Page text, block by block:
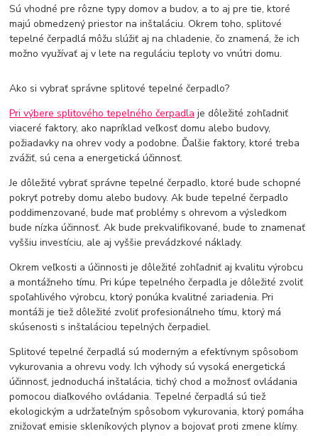
Sú vhodné pre rôzne typy domov a budov, a to aj pre tie, ktoré
majú obmedzený priestor na inštaláciu. Okrem toho, splitové
tepelné čerpadlá môžu slúžiť aj na chladenie, čo znamená, že ich
možno využívať aj v lete na reguláciu teploty vo vnútri domu.
Ako si vybrať správne splitové tepelné čerpadlo?
Pri výbere splitového tepelného čerpadla je dôležité zohľadniť
viaceré faktory, ako napríklad veľkosť domu alebo budovy,
požiadavky na ohrev vody a podobne. Ďalšie faktory, ktoré treba
zvážiť, sú cena a energetická účinnosť.
Je dôležité vybrať správne tepelné čerpadlo, ktoré bude schopné
pokryť potreby domu alebo budovy. Ak bude tepelné čerpadlo
poddimenzované, bude mať problémy s ohrevom a výsledkom
bude nízka účinnosť. Ak bude prekvalifikované, bude to znamenať
vyššiu investíciu, ale aj vyššie prevádzkové náklady.
Okrem veľkosti a účinnosti je dôležité zohľadniť aj kvalitu výrobcu
a montážneho tímu. Pri kúpe tepelného čerpadla je dôležité zvoliť
spoľahlivého výrobcu, ktorý ponúka kvalitné zariadenia. Pri
montáži je tiež dôležité zvoliť profesionálneho tímu, ktorý má
skúsenosti s inštaláciou tepelných čerpadiel.
Splitové tepelné čerpadlá sú moderným a efektívnym spôsobom
vykurovania a ohrevu vody. Ich výhody sú vysoká energetická
účinnosť, jednoduchá inštalácia, tichý chod a možnosť ovládania
pomocou diaľkového ovládania. Tepelné čerpadlá sú tiež
ekologickým a udržateľným spôsobom vykurovania, ktorý pomáha
znižovať emisie skleníkových plynov a bojovať proti zmene klímy.